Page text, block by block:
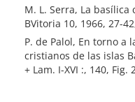
M. L. Serra, La
BVitoria 10, 1966, 27-
P. de Palol, En torno a
cristianos de las islas
+ Lam. I-XVI :, 140, Fig.